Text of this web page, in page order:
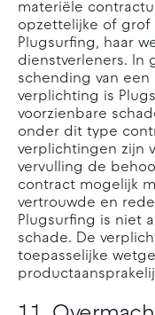
materiële
opzettelijke of grof
Plugsurfing, haar
dienstverleners. In
schending van
verplichting is
voorzienbare
onder dit type
verplichtingen zijn
vervulling de
contract mogelijk
vertrouwde en
Plugsurfing is niet
schade. De
toepasselijke